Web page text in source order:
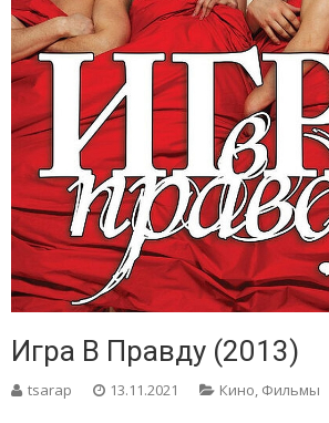
Игра В Правду (2013)
tsarap 13.11.2021 Кино, Фильмы